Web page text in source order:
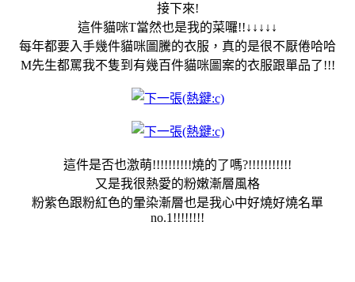
接下來!
這件貓咪T當然也是我的菜囉!!↓↓↓↓↓
每年都要入手幾件貓咪圖騰的衣服，真的是很不厭倦哈哈
M先生都罵我不隻到有幾百件貓咪圖案的衣服跟單品了!!!
這件是否也激萌!!!!!!!!!!燒的了嗎?!!!!!!!!!!!
又是我很熱愛的粉嫩漸層風格
粉紫色跟粉紅色的暈染漸層也是我心中好燒好燒名單
no.1!!!!!!!!